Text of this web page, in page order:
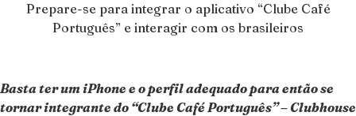
Prepare-se para integrar o aplicativo “Clube Café
Português” e interagir com os brasileiros
Basta ter um iPhone e o perfil adequado para então se
tornar integrante do “Clube Café Português” – Clubhouse